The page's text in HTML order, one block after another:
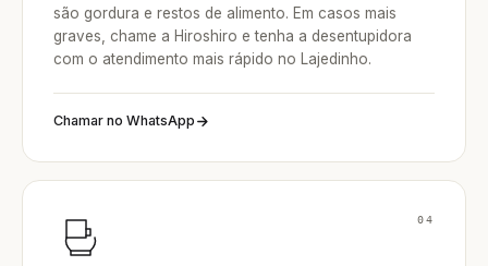
são gordura e restos de alimento. Em casos mais
graves, chame a Hiroshiro e tenha a desentupidora
com o atendimento mais rápido no Lajedinho.
Chamar no WhatsApp
04